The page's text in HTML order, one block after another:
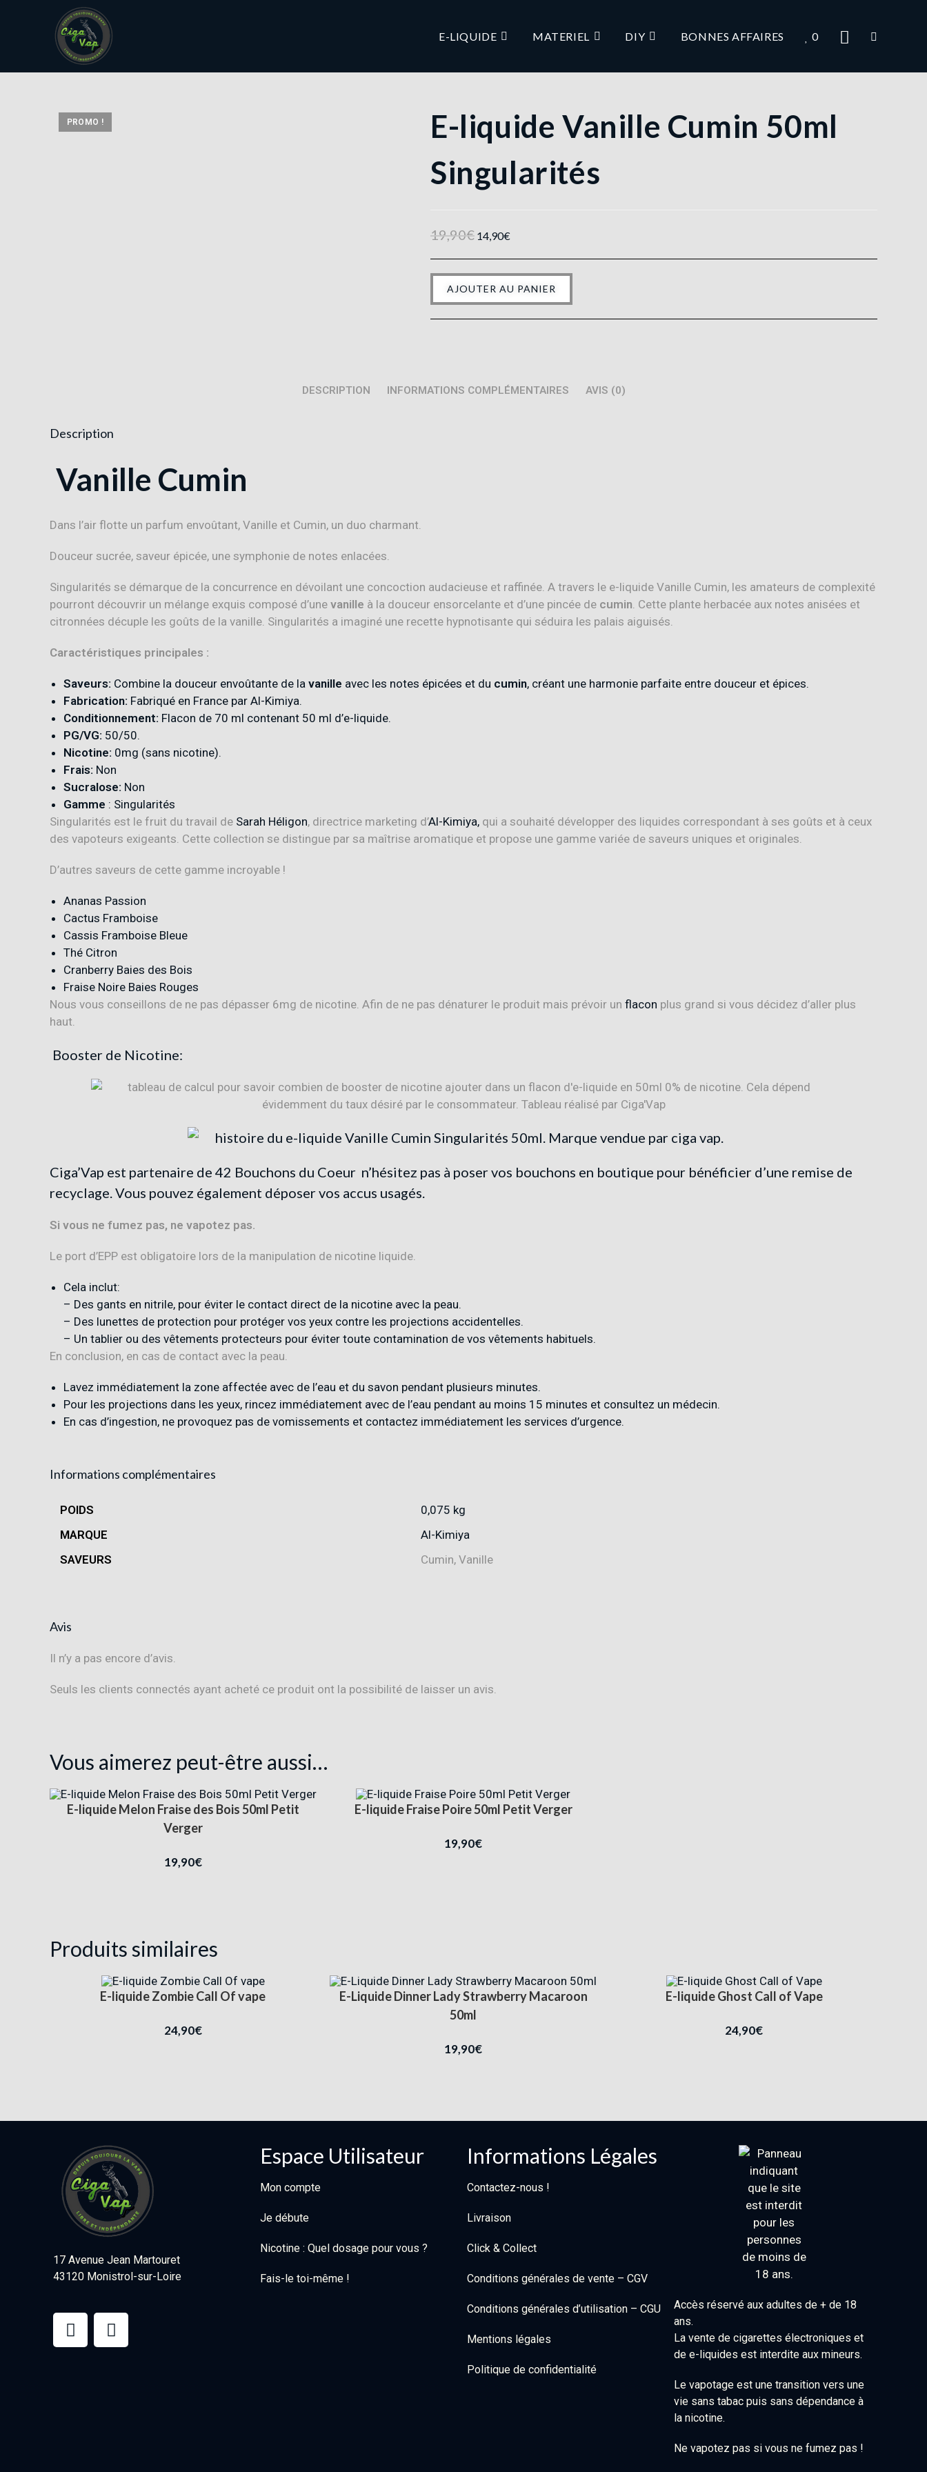
E-LIQUIDE MATERIEL DIY BONNES AFFAIRES 0
PROMO !
E-liquide Vanille Cumin 50ml
Singularités
19,90€ 14,90€
AJOUTER AU PANIER
DESCRIPTION INFORMATIONS COMPLÉMENTAIRES AVIS (0)
Description
Vanille Cumin
Dans l’air flotte un parfum envoûtant, Vanille et Cumin, un duo charmant.
Douceur sucrée, saveur épicée, une symphonie de notes enlacées.
Singularités se démarque de la concurrence en dévoilant une concoction audacieuse et raffinée. A travers le e-liquide Vanille Cumin, les amateurs de complexité
pourront découvrir un mélange exquis composé d’une vanille à la douceur ensorcelante et d’une pincée de cumin . Cette plante herbacée aux notes anisées et
citronnées décuple les goûts de la vanille. Singularités a imaginé une recette hypnotisante qui séduira les palais aiguisés.
Caractéristiques principales :
Saveurs: Combine la douceur envoûtante de la vanille avec les notes épicées et du cumin, créant une harmonie parfaite entre douceur et épices.
Fabrication: Fabriqué en France par Al-Kimiya.
Conditionnement: Flacon de 70 ml contenant 50 ml d’e-liquide.
PG/VG: 50/50.
Nicotine: 0mg (sans nicotine).
Frais: Non
Sucralose: Non
Gamme : Singularités
Singularités est le fruit du travail de Sarah Héligon, directrice marketing d’Al-Kimiya, qui a souhaité développer des liquides correspondant à ses goûts et à ceux
des vapoteurs exigeants Cette collection se distingue par sa maîtrise aromatique et propose une gamme variée de saveurs uniques et originales.
D’autres saveurs de cette gamme incroyable !
Ananas Passion
Cactus Framboise
Cassis Framboise Bleue
Thé Citron
Cranberry Baies des Bois
Fraise Noire Baies Rouges
Nous vous conseillons de ne pas dépasser 6mg de nicotine. Afin de ne pas dénaturer le produit mais prévoir un flacon plus grand si vous décidez d’aller plus
haut.
Booster de Nicotine:
Ciga’Vap est partenaire de 42 Bouchons du Coeur n’hésitez pas à poser vos bouchons en boutique pour bénéficier d’une remise de
recyclage. Vous pouvez également déposer vos accus usagés.
Si vous ne fumez pas, ne vapotez pas.
Le port d’EPP est obligatoire lors de la manipulation de nicotine liquide.
Cela inclut:
– Des gants en nitrile, pour éviter le contact direct de la nicotine avec la peau.
– Des lunettes de protection pour protéger vos yeux contre les projections accidentelles.
– Un tablier ou des vêtements protecteurs pour éviter toute contamination de vos vêtements habituels.
En conclusion, en cas de contact avec la peau.
Lavez immédiatement la zone affectée avec de l’eau et du savon pendant plusieurs minutes.
Pour les projections dans les yeux, rincez immédiatement avec de l’eau pendant au moins 15 minutes et consultez un médecin.
En cas d’ingestion, ne provoquez pas de vomissements et contactez immédiatement les services d’urgence.
Informations complémentaires
POIDS
0,075 kg
MARQUE
Al-Kimiya
SAVEURS
Cumin, Vanille
Avis
Il n’y a pas encore d’avis.
Seuls les clients connectés ayant acheté ce produit ont la possibilité de laisser un avis.
Vous aimerez peut-être aussi…
E-liquide Melon Fraise des Bois 50ml Petit
Verger
19,90€
E-liquide Fraise Poire 50ml Petit Verger
19,90€
Produits similaires
E-liquide Zombie Call Of vape
24,90€
E-Liquide Dinner Lady Strawberry Macaroon
50ml
19,90€
E-liquide Ghost Call of Vape
24,90€
17 Avenue Jean Martouret
43120 Monistrol-sur-Loire
Espace Utilisateur
Mon compte
Je débute
Nicotine : Quel dosage pour vous ?
Fais-le toi-même !
Informations Légales
Contactez-nous !
Livraison
Click & Collect
Conditions générales de vente – CGV
Conditions générales d’utilisation – CGU
Mentions légales
Politique de confidentialité
Accès réservé aux adultes de + de 18
ans.
La vente de cigarettes électroniques et
de e-liquides est interdite aux mineurs.
Le vapotage est une transition vers une
vie sans tabac puis sans dépendance à
la nicotine.
Ne vapotez pas si vous ne fumez pas !